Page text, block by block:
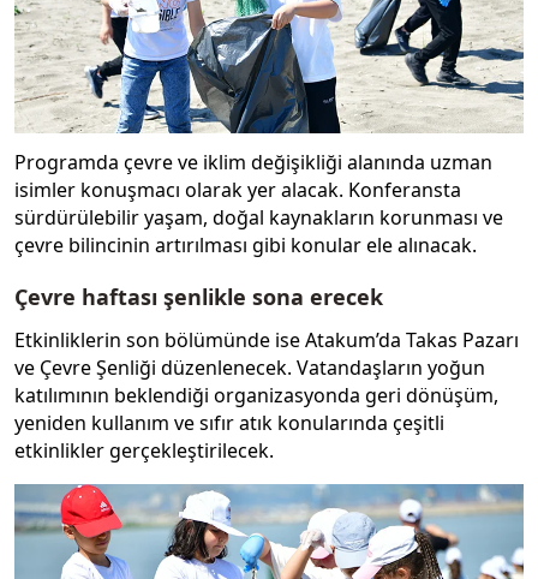
Programda çevre ve iklim değişikliği alanında uzman
isimler konuşmacı olarak yer alacak. Konferansta
sürdürülebilir yaşam, doğal kaynakların korunması ve
çevre bilincinin artırılması gibi konular ele alınacak.
Çevre haftası şenlikle sona erecek
Etkinliklerin son bölümünde ise Atakum’da Takas Pazarı
ve Çevre Şenliği düzenlenecek. Vatandaşların yoğun
katılımının beklendiği organizasyonda geri dönüşüm,
yeniden kullanım ve sıfır atık konularında çeşitli
etkinlikler gerçekleştirilecek.